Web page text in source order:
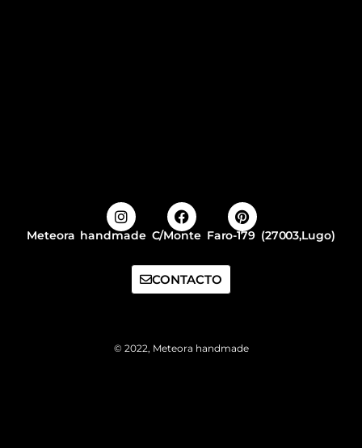
Meteora handmade C/Monte Faro-179 (27003,Lugo)
CONTACTO
© 2022, Meteora handmade